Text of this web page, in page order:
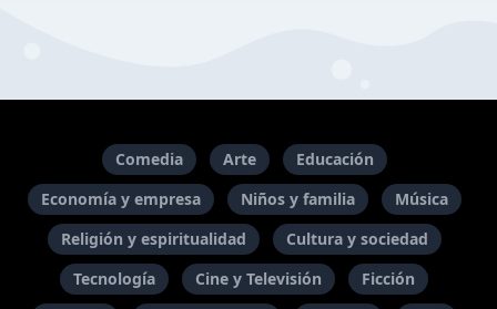
Comedia Arte
Educación
Economía y empresa
Niños y familia
Música
Religión y espiritualidad
Cultura y sociedad
Tecnología
Cine y Televisión
Ficción